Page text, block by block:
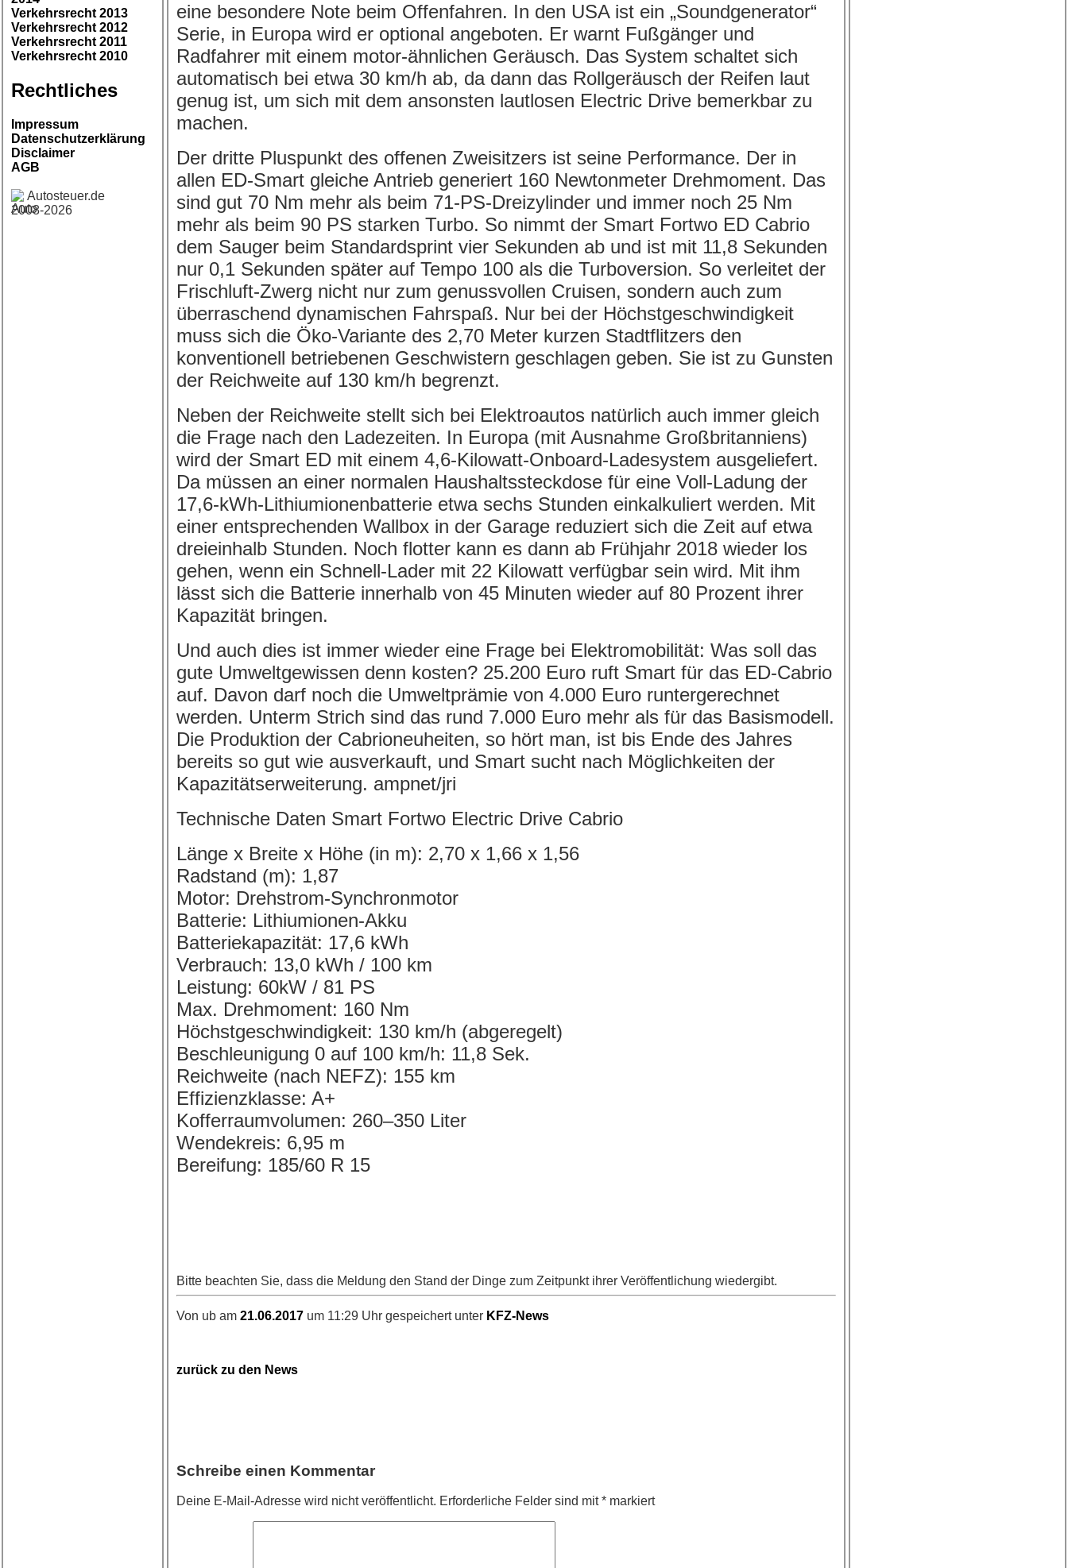
Verkehrsrecht 2013
Verkehrsrecht 2012
Verkehrsrecht 2011
Verkehrsrecht 2010
Rechtliches
Impressum
Datenschutzerklärung
Disclaimer
AGB
Autosteuer.de
2008-2026
eine besondere Note beim Offenfahren. In den USA ist ein „Soundgenerator“
Serie, in Europa wird er optional angeboten. Er warnt Fußgänger und
Radfahrer mit einem motor-ähnlichen Geräusch. Das System schaltet sich
automatisch bei etwa 30 km/h ab, da dann das Rollgeräusch der Reifen laut
genug ist, um sich mit dem ansonsten lautlosen Electric Drive bemerkbar zu
machen.
Der dritte Pluspunkt des offenen Zweisitzers ist seine Performance. Der in
allen ED-Smart gleiche Antrieb generiert 160 Newtonmeter Drehmoment. Das
sind gut 70 Nm mehr als beim 71-PS-Dreizylinder und immer noch 25 Nm
mehr als beim 90 PS starken Turbo. So nimmt der Smart Fortwo ED Cabrio
dem Sauger beim Standardsprint vier Sekunden ab und ist mit 11,8 Sekunden
nur 0,1 Sekunden später auf Tempo 100 als die Turboversion. So verleitet der
Frischluft-Zwerg nicht nur zum genussvollen Cruisen, sondern auch zum
überraschend dynamischen Fahrspaß. Nur bei der Höchstgeschwindigkeit
muss sich die Öko-Variante des 2,70 Meter kurzen Stadtflitzers den
konventionell betriebenen Geschwistern geschlagen geben. Sie ist zu Gunsten
der Reichweite auf 130 km/h begrenzt.
Neben der Reichweite stellt sich bei Elektroautos natürlich auch immer gleich
die Frage nach den Ladezeiten. In Europa (mit Ausnahme Großbritanniens)
wird der Smart ED mit einem 4,6-Kilowatt-Onboard-Ladesystem ausgeliefert.
Da müssen an einer normalen Haushaltssteckdose für eine Voll-Ladung der
17,6-kWh-Lithiumionenbatterie etwa sechs Stunden einkalkuliert werden. Mit
einer entsprechenden Wallbox in der Garage reduziert sich die Zeit auf etwa
dreieinhalb Stunden. Noch flotter kann es dann ab Frühjahr 2018 wieder los
gehen, wenn ein Schnell-Lader mit 22 Kilowatt verfügbar sein wird. Mit ihm
lässt sich die Batterie innerhalb von 45 Minuten wieder auf 80 Prozent ihrer
Kapazität bringen.
Und auch dies ist immer wieder eine Frage bei Elektromobilität: Was soll das
gute Umweltgewissen denn kosten? 25.200 Euro ruft Smart für das ED-Cabrio
auf. Davon darf noch die Umweltprämie von 4.000 Euro runtergerechnet
werden. Unterm Strich sind das rund 7.000 Euro mehr als für das Basismodell.
Die Produktion der Cabrioneuheiten, so hört man, ist bis Ende des Jahres
bereits so gut wie ausverkauft, und Smart sucht nach Möglichkeiten der
Kapazitätserweiterung. ampnet/jri
Technische Daten Smart Fortwo Electric Drive Cabrio
Länge x Breite x Höhe (in m): 2,70 x 1,66 x 1,56
Radstand (m): 1,87
Motor: Drehstrom-Synchronmotor
Batterie: Lithiumionen-Akku
Batteriekapazität: 17,6 kWh
Verbrauch: 13,0 kWh / 100 km
Leistung: 60kW / 81 PS
Max. Drehmoment: 160 Nm
Höchstgeschwindigkeit: 130 km/h (abgeregelt)
Beschleunigung 0 auf 100 km/h: 11,8 Sek.
Reichweite (nach NEFZ): 155 km
Effizienzklasse: A+
Kofferraumvolumen: 260–350 Liter
Wendekreis: 6,95 m
Bereifung: 185/60 R 15
Bitte beachten Sie, dass die Meldung den Stand der Dinge zum Zeitpunkt ihrer Veröffentlichung wiedergibt.
Von ub am 21.06.2017 um 11:29 Uhr gespeichert unter KFZ-News
zurück zu den News
Schreibe einen Kommentar
Deine E-Mail-Adresse wird nicht veröffentlicht. Erforderliche Felder sind mit* markiert